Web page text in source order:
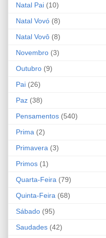
Natal Pai (10)
Natal Vovó (8)
Natal Vovô (8)
Novembro (3)
Outubro (9)
Pai (26)
Paz (38)
Pensamentos (540)
Prima (2)
Primavera (3)
Primos (1)
Quarta-Feira (79)
Quinta-Feira (68)
Sábado (95)
Saudades (42)